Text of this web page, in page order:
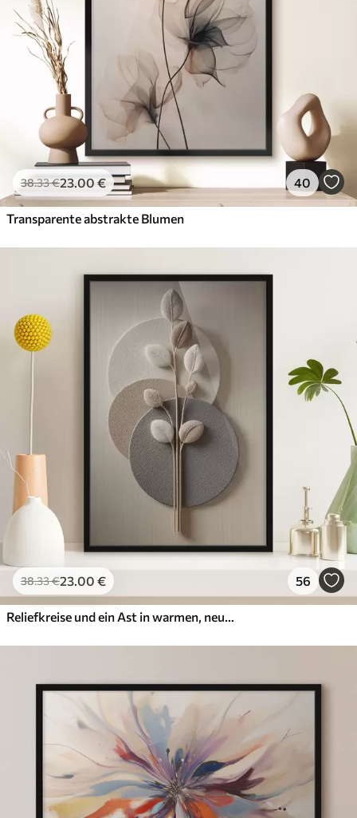
38.33€23.00 € 40
Transparente abstrakte Blumen
38.33€23.00 € 56
Reliefkreise und ein Ast in warmen, neutralen Farbtönen